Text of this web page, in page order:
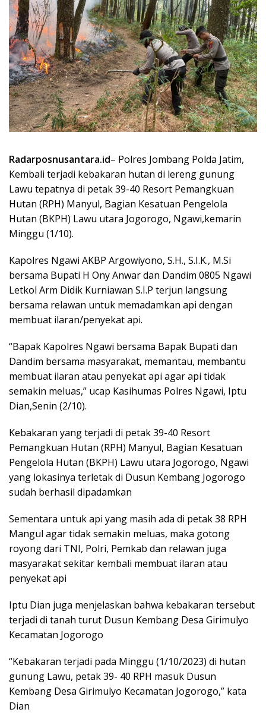
Radarposnusantara.id– Polres Jombang Polda Jatim,
Kembali terjadi kebakaran hutan di lereng gunung
Lawu tepatnya di petak 39-40 Resort Pemangkuan
Hutan (RPH) Manyul, Bagian Kesatuan Pengelola
Hutan (BKPH) Lawu utara Jogorogo, Ngawi,kemarin
Minggu (1/10).
Kapolres Ngawi AKBP Argowiyono, S.H., S.I.K., M.Si
bersama Bupati H Ony Anwar dan Dandim 0805 Ngawi
Letkol Arm Didik Kurniawan S.I.P terjun langsung
bersama relawan untuk memadamkan api dengan
membuat ilaran/penyekat api.
“Bapak Kapolres Ngawi bersama Bapak Bupati dan
Dandim bersama masyarakat, memantau, membantu
membuat ilaran atau penyekat api agar api tidak
semakin meluas,” ucap Kasihumas Polres Ngawi, Iptu
Dian,Senin (2/10).
Kebakaran yang terjadi di petak 39-40 Resort
Pemangkuan Hutan (RPH) Manyul, Bagian Kesatuan
Pengelola Hutan (BKPH) Lawu utara Jogorogo, Ngawi
yang lokasinya terletak di Dusun Kembang Jogorogo
sudah berhasil dipadamkan
Sementara untuk api yang masih ada di petak 38 RPH
Mangul agar tidak semakin meluas, maka gotong
royong dari TNI, Polri, Pemkab dan relawan juga
masyarakat sekitar kembali membuat ilaran atau
penyekat api
Iptu Dian juga menjelaskan bahwa kebakaran tersebut
terjadi di tanah turut Dusun Kembang Desa Girimulyo
Kecamatan Jogorogo
“Kebakaran terjadi pada Minggu (1/10/2023) di hutan
gunung Lawu, petak 39- 40 RPH masuk Dusun
Kembang Desa Girimulyo Kecamatan Jogorogo,” kata
Dian